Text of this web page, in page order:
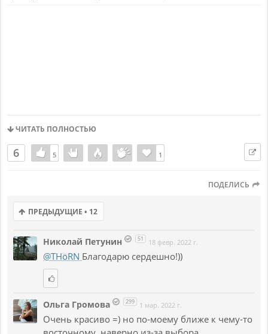
ЧИТАТЬ ПОЛНОСТЬЮ
6 5
5 11
ПОДЕЛИСЬ
ПРЕДЫДУЩИЕ • 12
Николай Петунин 51 18 февр. 2022 г.
@THöRN Благодарю сердешно!))
Ольга Громова 299 1 мар. 2022 г.
Очень красиво =) но по-моему ближе к чему-то